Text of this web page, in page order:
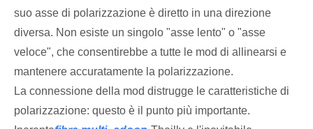
suo asse di polarizzazione è diretto in una direzione
diversa. Non esiste un singolo "asse lento" o "asse
veloce", che consentirebbe a tutte le mod di allinearsi e
mantenere accuratamente la polarizzazione.
La connessione della mod distrugge le caratteristiche di
polarizzazione: questo è il punto più importante.